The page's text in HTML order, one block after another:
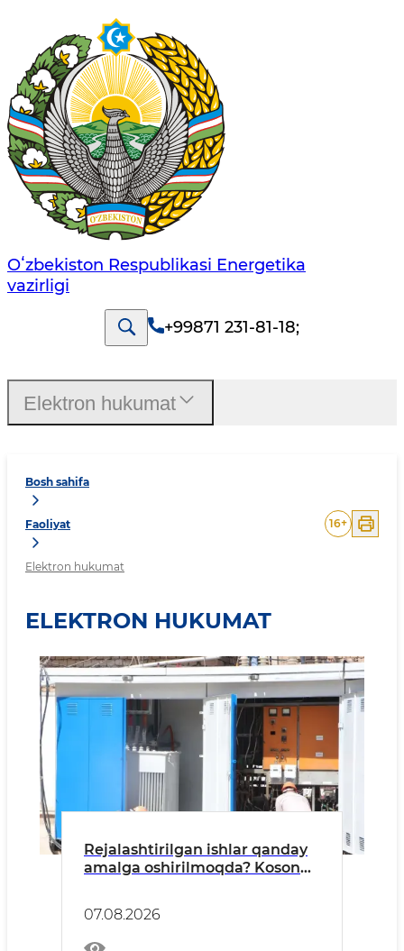
Oʻzbekiston Respublikasi Energetika
vazirligi
+99871 231-81-18;
Bosh sahifa
Faoliyat
Elektron hukumat
16+
ELEKTRON HUKUMAT
Rejalashtirilgan ishlar qanday
amalga oshirilmoqda? Koson
07.08.2026
Elektron hukumat